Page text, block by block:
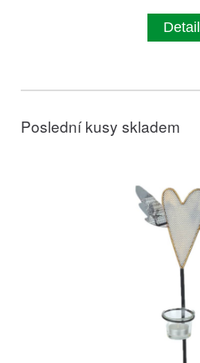
Detail
Poslední kusy skladem